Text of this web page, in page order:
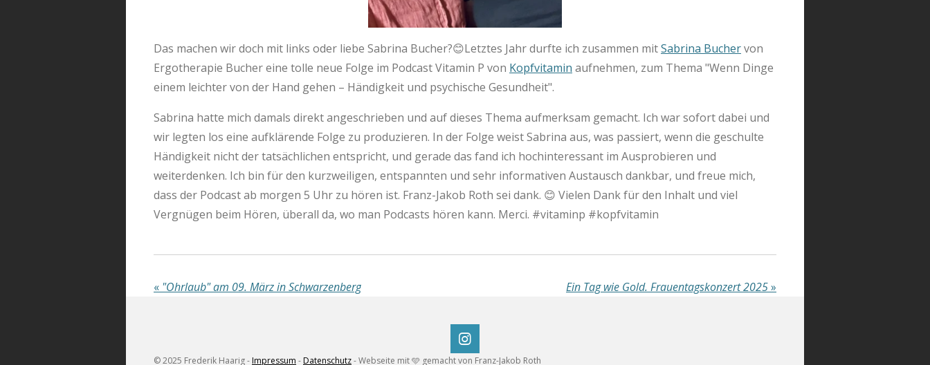
Das machen wir doch mit links oder liebe Sabrina Bucher?😊Letztes Jahr durfte ich zusammen mitSabrina Buchervon
Ergotherapie Bucher eine tolle neue Folge im Podcast Vitamin P von Kopfvitamin aufnehmen, zum Thema "Wenn Dinge
einem leichter von der Hand gehen – Händigkeit und psychische Gesundheit".
Sabrina hatte mich damals direkt angeschrieben und auf dieses Thema aufmerksam gemacht. Ich war sofort dabei und
wir legten los eine aufklärende Folge zu produzieren. In der Folge weist Sabrina aus, was passiert, wenn die geschulte
Händigkeit nicht der tatsächlichen entspricht, und gerade das fand ich hochinteressant im Ausprobieren und
weiterdenken. Ich bin für den kurzweiligen, entspannten und sehr informativen Austausch dankbar, und freue mich,
dass der Podcast ab morgen 5 Uhr zu hören ist. Franz-Jakob Roth sei dank. 😊 Vielen Dank für den Inhalt und viel
Vergnügen beim Hören, überall da, wo man Podcasts hören kann. Merci. #vitaminp #kopfvitamin
« "Ohrlaub" am 09. März in Schwarzenberg Ein Tag wie Gold. Frauentagskonzert 2025»
I
n
© 2025 Frederik Haarig - Impressum - Datenschutz- Webseite mit🩵 gemacht von Franz-Jakob Roth